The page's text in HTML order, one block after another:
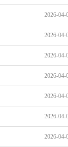
2026-04-
2026-04-
2026-04-
2026-04-
2026-04-
2026-04-
2026-04-